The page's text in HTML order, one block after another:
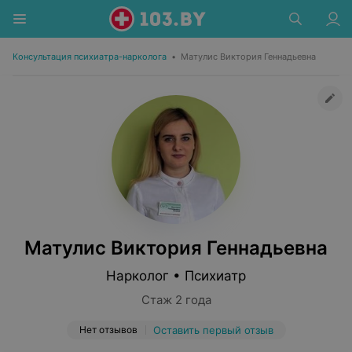
Консультация психиатра-нарколога • Матулис Виктория Геннадьевна
Матулис Виктория Геннадьевна
Нарколог • Психиатр
Стаж 2 года
Нет отзывов Оставить первый отзыв